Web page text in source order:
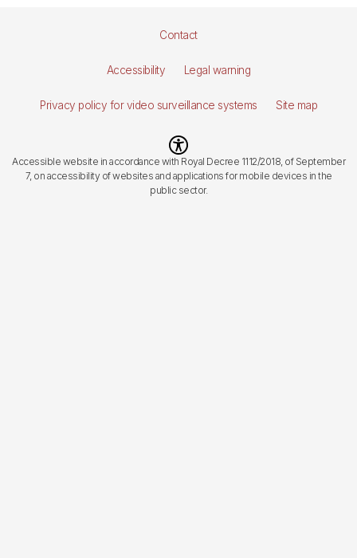
Contact
Accessibility Legal warning
Privacy policy for video surveillance systems Site map
Imagen
Accessible website in accordance with Royal Decree 1112/2018, of September
7, on accessibility of websites and applications for mobile devices in the
public sector.